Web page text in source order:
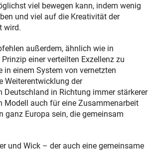
viel bewegen kann, indem wenig
und viel auf die Kreativität der
wird.
außerdem, ähnlich wie in
einer verteilten Exzellenz zu
in einem System von vernetzten
Weiterentwicklung der
Deutschland in Richtung immer stärkerer
Modell auch für eine Zusammenarbeit
ganz Europa sein, die gemeinsam
und Wick – der auch eine gemeinsame